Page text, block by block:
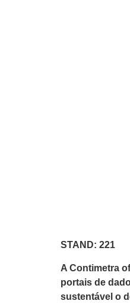
STAND: 221
A Contimetra
portais de
sustentável o